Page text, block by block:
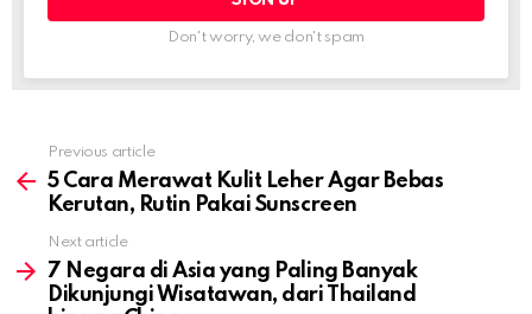
Don't worry, we don't spam
more
Previous article
5 Cara Merawat Kulit Leher Agar Bebas
Kerutan, Rutin Pakai Sunscreen
Next article
7 Negara di Asia yang Paling Banyak
Dikunjungi Wisatawan, dari Thailand